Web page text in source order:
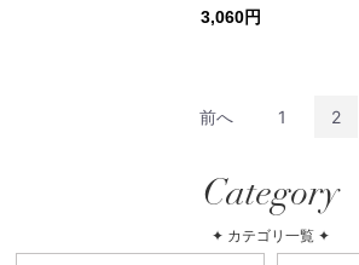
3,060円
前へ 1 2
Category
✦ カテゴリ一覧 ✦